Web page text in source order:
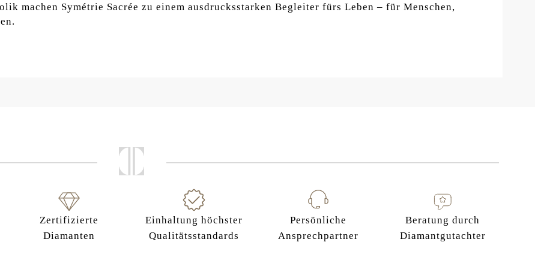
machen Symétrie Sacrée zu einem ausdrucksstarken Begleiter fürs Leben – für Menschen,
Zertifizierte
Diamanten
Einhaltung höchster
Qualitätsstandards
Persönliche
Ansprechpartner
Beratung durch
Diamantgutachter